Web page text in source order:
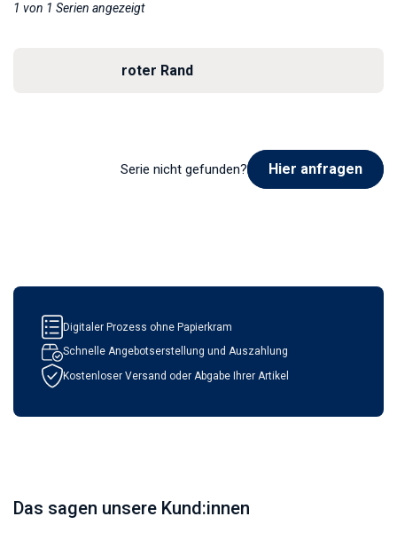
1 von 1 Serien angezeigt
roter Rand
Serie nicht gefunden? Hier anfragen
Digitaler Prozess ohne Papierkram
Schnelle Angebotserstellung und Auszahlung
Kostenloser Versand oder Abgabe Ihrer Artikel
Das sagen unsere Kund:innen